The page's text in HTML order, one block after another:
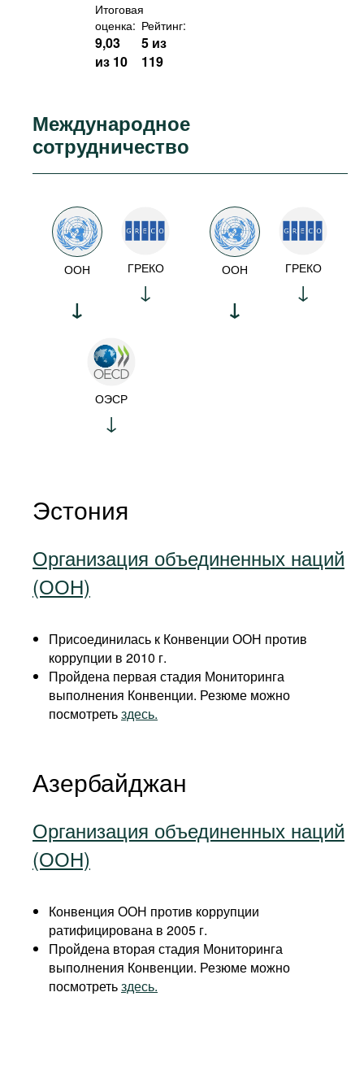
Итоговая
оценка:
9,03
из 10
Рейтинг:
5 из
119
Международное
сотрудничество
ООН ГРЕКО
ОЭСР
ООН ГРЕКО
Эстония
Организация объединенных наций
(ООН)
Присоединилась к Конвенции ООН против
коррупции в 2010 г.
Пройдена первая стадия Мониторинга
выполнения Конвенции. Резюме можно
посмотретьздесь.
Азербайджан
Организация объединенных наций
(ООН)
Конвенция ООН против коррупции
ратифицирована в 2005 г.
Пройдена вторая стадия Мониторинга
выполнения Конвенции. Резюме можно
посмотретьздесь.